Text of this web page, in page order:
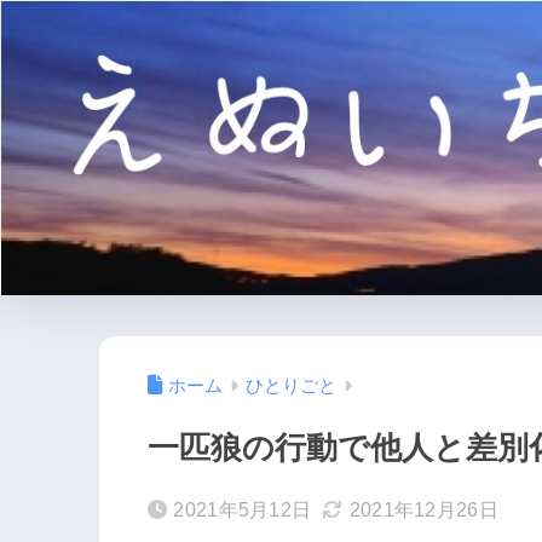
ホーム ひとりごと
一匹狼の行動で他人と差別
2021年5月12日 2021年12月26日